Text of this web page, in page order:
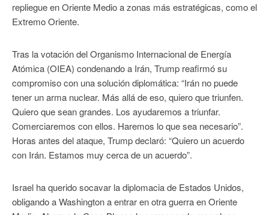
repliegue en Oriente Medio a zonas más estratégicas, como el
Extremo Oriente.
Tras la votación del Organismo Internacional de Energía
Atómica (OIEA) condenando a Irán, Trump reafirmó su
compromiso con una solución diplomática: “Irán no puede
tener un arma nuclear. Más allá de eso, quiero que triunfen.
Quiero que sean grandes. Los ayudaremos a triunfar.
Comerciaremos con ellos. Haremos lo que sea necesario”.
Horas antes del ataque, Trump declaró: “Quiero un acuerdo
con Irán. Estamos muy cerca de un acuerdo”.
Israel ha querido socavar la diplomacia de Estados Unidos,
obligando a Washington a entrar en otra guerra en Oriente